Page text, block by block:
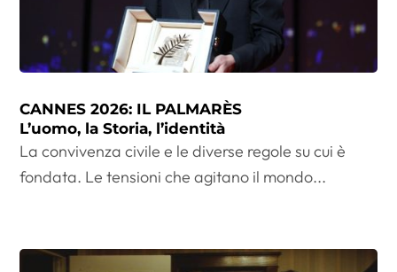
CANNES 2026: IL PALMARÈS
L’uomo, la Storia, l’identità
La convivenza civile e le diverse regole su cui è
fondata. Le tensioni che agitano il mondo...